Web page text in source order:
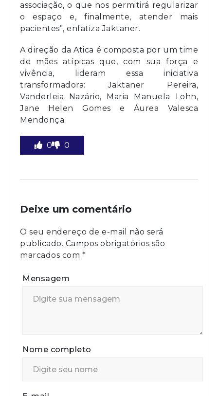
associação, o que nos permitirá regularizar
o espaço e, finalmente, atender mais
pacientes”, enfatiza Jaktaner.
A direção da Atica é composta por um time
de mães atípicas que, com sua força e
vivência, lideram essa iniciativa
transformadora: Jaktaner Pereira,
Vanderleia Nazário, Maria Manuela Lohn,
Jane Helen Gomes e Áurea Valesca
Mendonça.
0 0
Deixe um comentário
O seu endereço de e-mail não será
publicado. Campos obrigatórios são
marcados com *
Mensagem
Nome completo